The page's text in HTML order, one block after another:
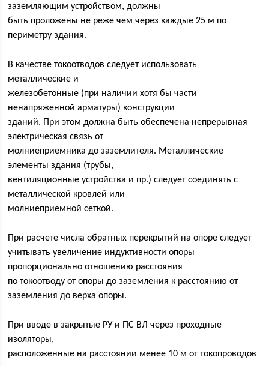
заземляющим устройством, должны
быть проложены не реже чем через каждые 25 м по
периметру здания.
В качестве токоотводов следует использовать
металлические и
железобетонные (при наличии хотя бы части
ненапряженной арматуры) конструкции
зданий. При этом должна быть обеспечена непрерывная
электрическая связь от
молниеприемника до заземлителя. Металлические
элементы здания (трубы,
вентиляционные устройства и пр.) следует соединять с
металлической кровлей или
молниеприемной сеткой.
При расчете числа обратных перекрытий на опоре следует
учитывать увеличение индуктивности опоры
пропорционально отношению расстояния
по токоотводу от опоры до заземления к расстоянию от
заземления до верха опоры.
При вводе в закрытые РУ и ПС ВЛ через проходные
изоляторы,
расположенные на расстоянии менее 10 м от токопроводов